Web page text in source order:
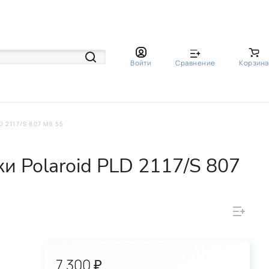
Войти Сравнение Корзина
S 807 M9 55
Polaroid PLD 2117/S 807
7 300 ₽